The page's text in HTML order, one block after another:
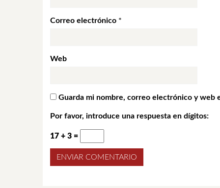
Correo electrónico *
Web
Guarda mi nombre, correo electrónico y web
Por favor, introduce una respuesta en dígitos:
17 + 3 =